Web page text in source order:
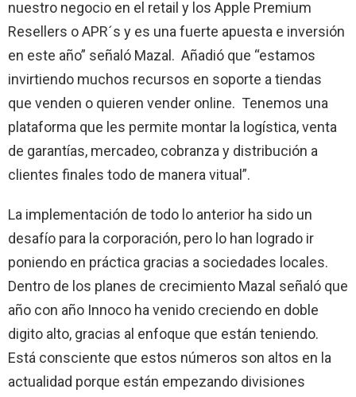
nuestro negocio en el retail y los Apple Premium
Resellers o APR´s y es una fuerte apuesta e inversión
en este año” señaló Mazal. Añadió que “estamos
invirtiendo muchos recursos en soporte a tiendas
que venden o quieren vender online. Tenemos una
plataforma que les permite montar la logística, venta
de garantías, mercadeo, cobranza y distribución a
clientes finales todo de manera vitual”.
La implementación de todo lo anterior ha sido un
desafío para la corporación, pero lo han logrado ir
poniendo en práctica gracias a sociedades locales.
Dentro de los planes de crecimiento Mazal señaló que
año con año Innoco ha venido creciendo en doble
digito alto, gracias al enfoque que están teniendo.
Está consciente que estos números son altos en la
actualidad porque están empezando divisiones